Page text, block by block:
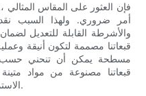
أمر ضروري. ولهذا السبب
والأشرطة القابلة للتعديل
قبعاتنا مصممة لتكون أنيقة
مسطحة يمكن أن تنحني حسب
قبعاتنا مصنوعة من مواد
الاستمتاع بتصميمك المفضل لسنوات قادمة.